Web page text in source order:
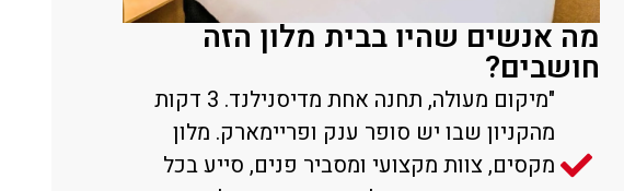
מה אנשים שהיו בבית מלון הזה
חושבים?
"מיקום מעולה, תחנה אחת מדיסנילנד. 3 דקות
מהקניון שבו יש סופר ענק ופריימארק. מלון
מקסים, צוות מקצועי ומסביר פנים, סייע בכל